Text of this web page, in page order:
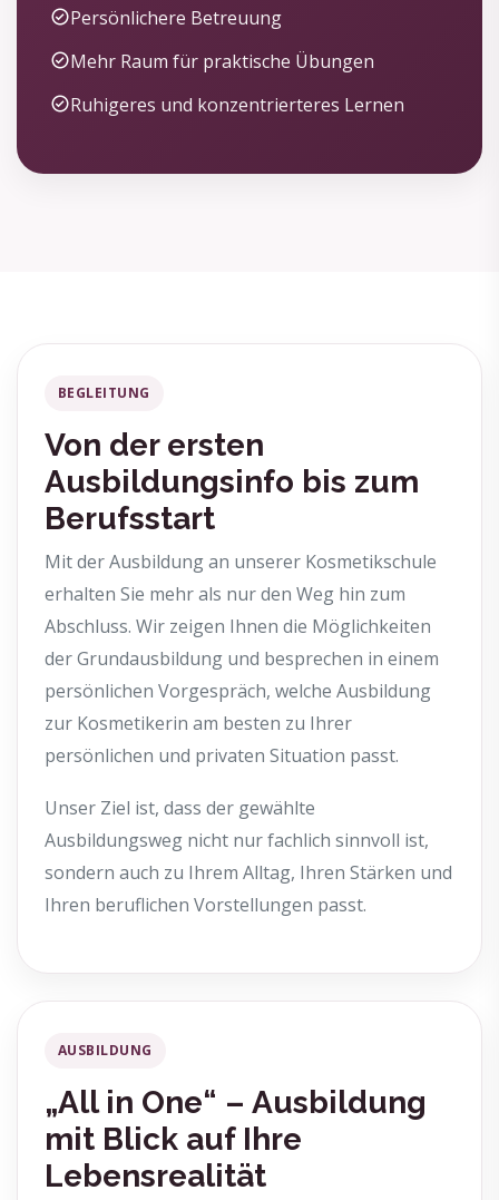
Persönlichere Betreuung
Mehr Raum für praktische Übungen
Ruhigeres und konzentrierteres Lernen
BEGLEITUNG
Von der ersten
Ausbildungsinfo bis zum
Berufsstart
Mit der Ausbildung an unserer Kosmetikschule
erhalten Sie mehr als nur den Weg hin zum
Abschluss. Wir zeigen Ihnen die Möglichkeiten
der Grundausbildung und besprechen in einem
persönlichen Vorgespräch, welche Ausbildung
zur Kosmetikerin am besten zu Ihrer
persönlichen und privaten Situation passt.
Unser Ziel ist, dass der gewählte
Ausbildungsweg nicht nur fachlich sinnvoll ist,
sondern auch zu Ihrem Alltag, Ihren Stärken und
Ihren beruflichen Vorstellungen passt.
AUSBILDUNG
„All in One“ – Ausbildung
mit Blick auf Ihre
Lebensrealität